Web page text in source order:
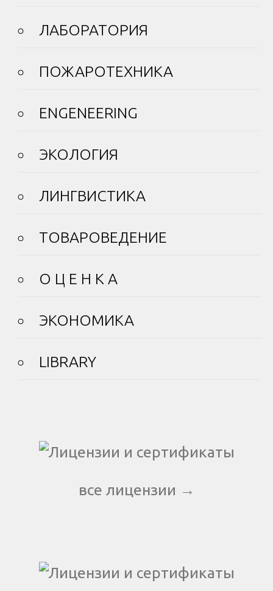
ЛАБОРАТОРИЯ
ПОЖАРОТЕХНИКА
ENGENEERING
ЭКОЛОГИЯ
ЛИНГВИСТИКА
ТОВАРОВЕДЕНИЕ
О Ц Е Н К А
ЭКОНОМИКА
LIBRARY
все лицензии →